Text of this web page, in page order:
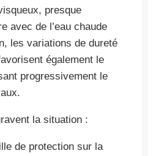
presque
avec de l’eau chaude
les variations de dureté
également le
progressivement le
la situation :
de protection sur la